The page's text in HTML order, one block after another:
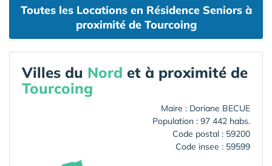
Toutes les Locations en Résidence Seniors à
proximité de Tourcoing
Villes du Nord et à proximité de
Tourcoing
Maire : Doriane BECUE
Population : 97 442 habs.
Code postal : 59200
Code insee : 59599